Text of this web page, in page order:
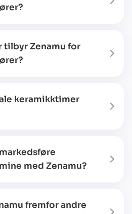
tilbyr Zenamu for
keramikktimer
med Zenamu?
fremfor andre